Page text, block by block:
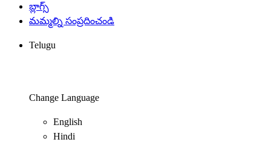
బ్లాగ్స్
మమ్మల్ని సంప్రదించండి
Telugu
Change Language
English
Hindi